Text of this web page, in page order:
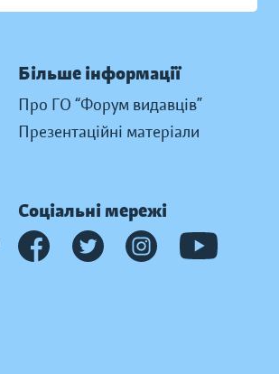
Більше інформації
Про ГО “Форум видавців”
Презентаційні матеріали
Соціальні мережі